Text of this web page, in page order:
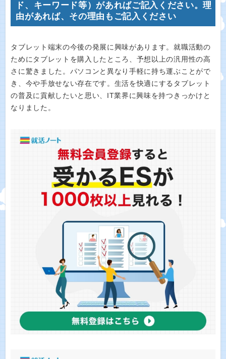
ド、キーワード等）があればご記入ください。理
由があれば、その理由もご記入ください
タブレット端末の今後の発展に興味があります。就職活動の
ためにタブレットを購入したところ、予想以上の汎用性の高
さに驚きました。パソコンと異なり手軽に持ち運ぶことがで
き、今や手放せない存在です。生活を快適にするタブレット
の普及に貢献したいと思い、IT業界に興味を持つきっかけと
なりました。